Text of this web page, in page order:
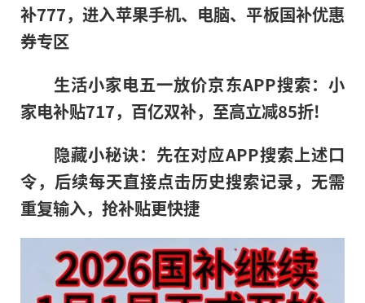
补777，进入苹果手机、电脑、平板国补优惠
券专区
生活小家电五一放价京东APP搜索：小
家电补贴717，百亿双补，至高立减85折!
隐藏小秘诀：先在对应APP搜索上述口
令，后续每天直接点击历史搜索记录，无需
重复输入，抢补贴更快捷